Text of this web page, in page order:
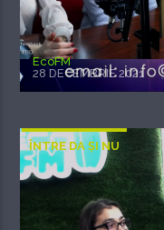
EcoFM
28 DECEMBRIE 2021
ÎNTRE DA ȘI NU